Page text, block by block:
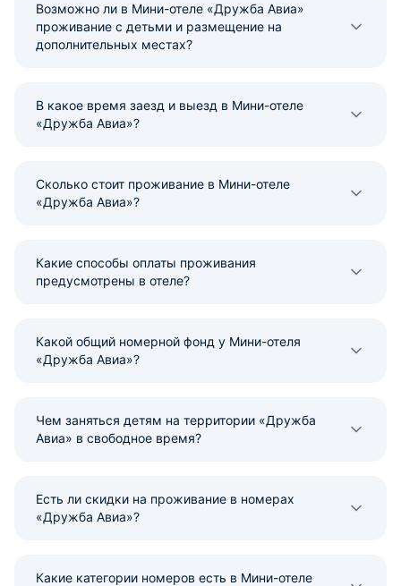
Возможно ли в Мини-отеле «Дружба Авиа»
проживание с детьми и размещение на
дополнительных местах?
В какое время заезд и выезд в Мини-отеле
«Дружба Авиа»?
Сколько стоит проживание в Мини-отеле
«Дружба Авиа»?
Какие способы оплаты проживания
предусмотрены в отеле?
Какой общий номерной фонд у Мини-отеля
«Дружба Авиа»?
Чем заняться детям на территории «Дружба
Авиа» в свободное время?
Есть ли скидки на проживание в номерах
«Дружба Авиа»?
Какие категории номеров есть в Мини-отеле